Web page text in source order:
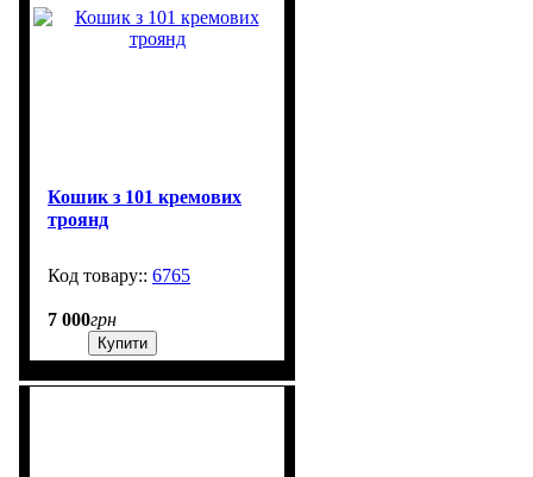
Кошик з 101 кремових
троянд
6765
7 000грн
Купити